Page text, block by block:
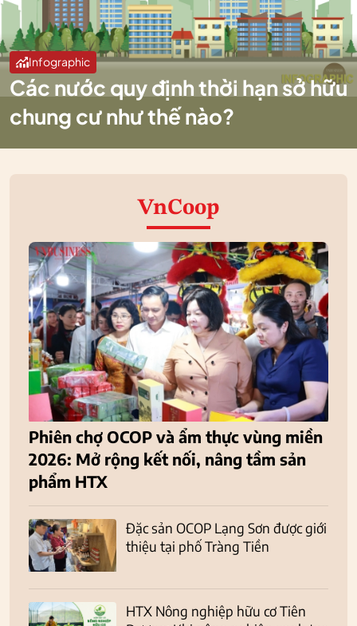
Infographic
Các nước quy định thời hạn sở hữu
chung cư như thế nào?
VnCoop
Phiên chợ OCOP và ẩm thực vùng miền
2026: Mở rộng kết nối, nâng tầm sản
phẩm HTX
Đặc sản OCOP Lạng Sơn được giới
thiệu tại phố Tràng Tiền
HTX Nông nghiệp hữu cơ Tiên